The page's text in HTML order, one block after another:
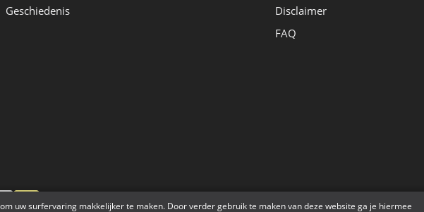
Geschiedenis
Disclaimer
FAQ
Bezorgd door
uw surfervaring makkelijker te maken. Door verder gebruik te maken van deze website ga je hiermee